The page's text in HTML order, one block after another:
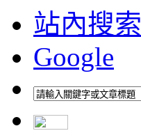
站內搜索
Google